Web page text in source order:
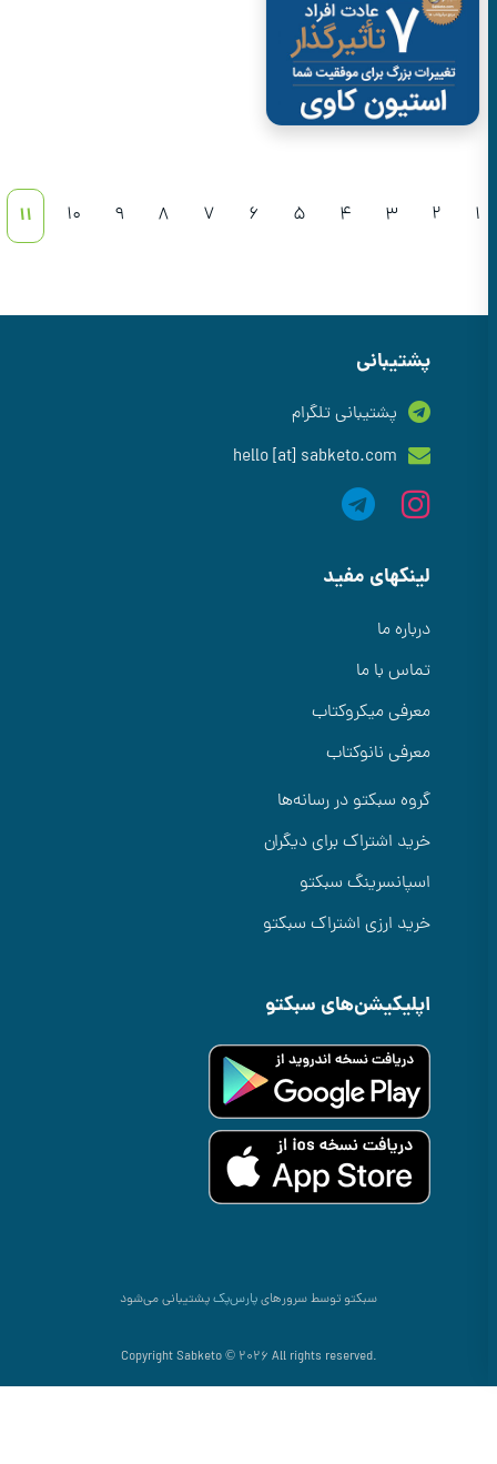
2
3
4
5
6
7
8
9
10
11
پشتیبانی
پشتیبانی تلگرام
hello [at] sabketo.com
لینکهای مفید
درباره ما
تماس با ما
معرفی میکروکتاب
معرفی نانوکتاب
گروه سبکتو در رسانه‌ها
خرید اشتراک برای دیگران
اسپانسرینگ سبکتو
خرید ارزی اشتراک سبکتو
اپلیکیشن‌های سبکتو
سبکتو توسط سرورهایپارس‌پکپشتیبانی می‌شود